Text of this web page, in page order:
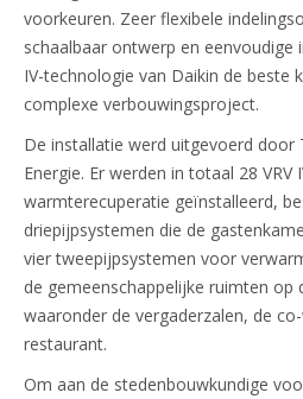
voorkeuren. Zeer flexibele
schaalbaar ontwerp en eenvoudige
IV-technologie van Daikin de beste
complexe verbouwingsproject.
De installatie werd uitgevoerd door
Energie. Er werden in totaal 28
warmterecuperatie geïnstalleerd,
driepijpsystemen die de
vier tweepijpsystemen voor
de gemeenschappelijke ruimten op
waaronder de vergaderzalen, de
restaurant.
Om aan de stedenbouwkundige